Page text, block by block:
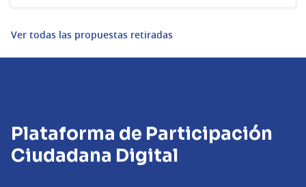
Ver todas las propuestas retiradas
Plataforma de Participación
Ciudadana Digital